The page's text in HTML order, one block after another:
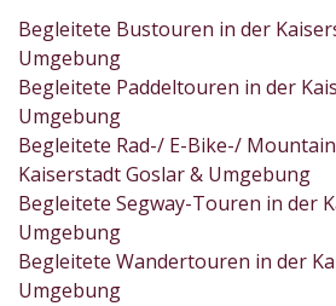
Begleitete Bustouren in der
Umgebung
Begleitete Paddeltouren in der
Umgebung
Begleitete Rad-/ E-Bike-/
Kaiserstadt Goslar & Umgebung
Begleitete Segway-Touren in der
Umgebung
Begleitete Wandertouren in der
Umgebung